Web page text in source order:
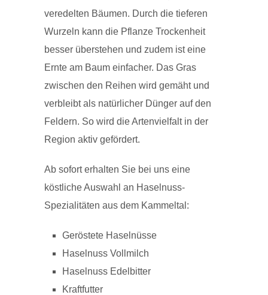
veredelten Bäumen. Durch die tieferen
Wurzeln kann die Pflanze Trockenheit
besser überstehen und zudem ist eine
Ernte am Baum einfacher. Das Gras
zwischen den Reihen wird gemäht und
verbleibt als natürlicher Dünger auf den
Feldern. So wird die Artenvielfalt in der
Region aktiv gefördert.
Ab sofort erhalten Sie bei uns eine
köstliche Auswahl an Haselnuss-
Spezialitäten aus dem Kammeltal:
Geröstete Haselnüsse
Haselnuss Vollmilch
Haselnuss Edelbitter
Kraftfutter